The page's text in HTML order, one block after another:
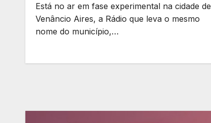
Está no ar em fase experimental na cidade de
Venâncio Aires, a Rádio que leva o mesmo
nome do município,…